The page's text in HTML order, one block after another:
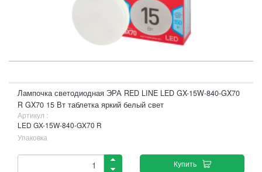
Лампочка светодиодная ЭРА RED LINE LED GX-15W-840-GX70
R GX70 15 Вт таблетка яркий белый свет
Артикул :
LED GX-15W-840-GX70 R
Упаковка
Купить